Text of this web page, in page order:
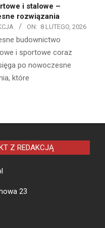
i stalowe –
rozwiązania
ON: 8 LUTEGO, 2026
budownictwo
i sportowe coraz
po nowoczesne
które
Z REDAKCJĄ
23